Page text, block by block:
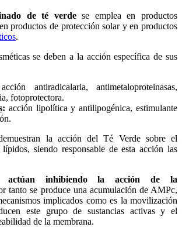
de té verdese emplea en productos
productos de protección solar y en productos
.
se deben a la acción específica de sus
antiradicalaria, antimetaloproteinasas,
fotoprotectora.
: acción lipolítica y antilipogénica, estimulante
la acción del Té Verde sobre el
siendo responsable de esta acción las
actúan inhibiendo la acción de la
tanto se produce una acumulación de AMPc,
implicados como es la movilización
este grupo de sustancias activas y el
de la membrana.